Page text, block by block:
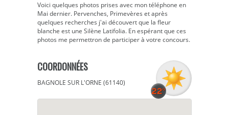
Voici quelques photos prises avec mon téléphone en
Mai dernier. Pervenches, Primevères et après
quelques recherches j'ai découvert que la fleur
blanche est une Silène Latifolia. En espérant que ces
photos me permettron de participer à votre concours.
COORDONNÉES
BAGNOLE SUR L'ORNE (61140)